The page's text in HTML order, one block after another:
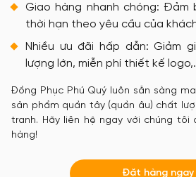
Giao hàng nhanh chóng: Đảm
thời hạn theo yêu cầu của
Nhiều ưu đãi hấp dẫn: Giảm
lượng lớn, miễn phí thiết kế
Đồng Phục Phú Quý luôn sẵn sàng
sản phẩm quần tây (quần âu) chất
tranh. Hãy liên hệ ngay với chúng
hàng!
Đặt hàng ngay